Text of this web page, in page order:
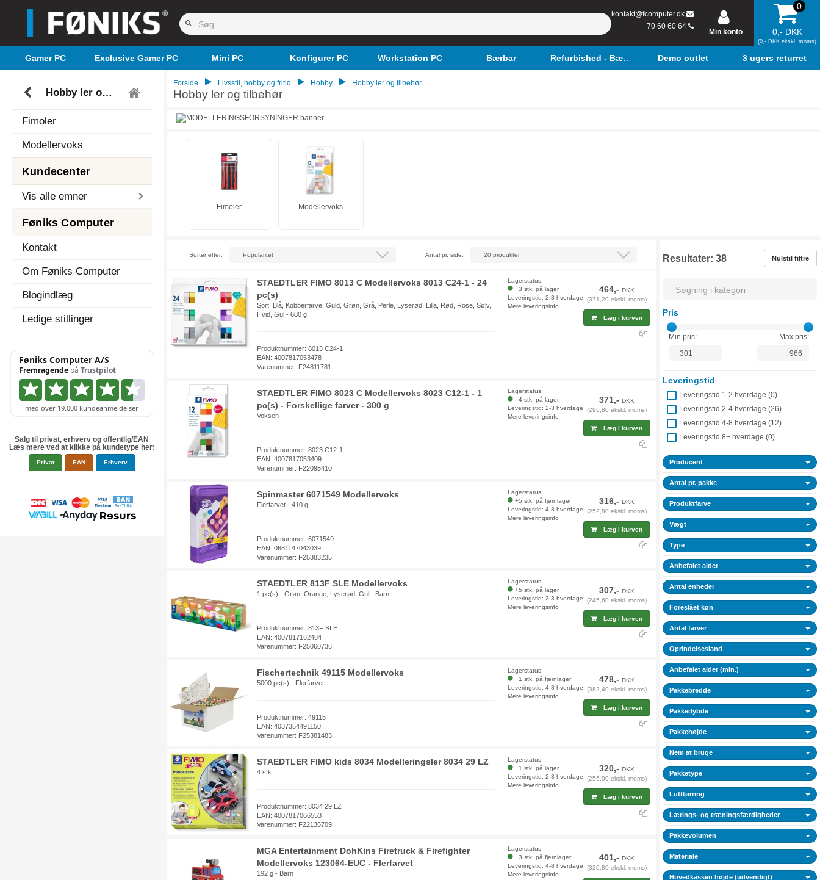
kontakt@fcomputer.dk
70 60 60 64
Min konto
0
0,- DKK
(0,- DKK ekskl. moms)
Gamer PC Exclusive Gamer PC Mini PC Konfigurer PC Workstation PC Bærbar Refurbished - Bærbar Demo outlet 3 ugers returret
Hobby ler og tilbehør
Fimoler
Modellervoks
Kundecenter
Vis alle emner
Føniks Computer
Kontakt
Om Føniks Computer
Blogindlæg
Ledige stillinger
Salg til privat, erhverv og offentlig/EAN
Læs mere ved at klikke på kundetype her:
Privat EAN Erhverv
Forside Livsstil, hobby og fritid Hobby Hobby ler og tilbehør
Hobby ler og tilbehør
Fimoler Modellervoks
Resultater:38 Nulstil filtre
Pris
Min pris: Max pris:
Leveringstid
Leveringstid 1-2 hverdage (0)
Leveringstid 2-4 hverdage (26)
Leveringstid 4-8 hverdage (12)
Leveringstid 8+ hverdage (0)
Producent
Antal pr. pakke
Produktfarve
Vægt
Type
Anbefalet alder
Antal enheder
Foreslået køn
Antal farver
Oprindelsesland
Anbefalet alder (min.)
Pakkebredde
Pakkedybde
Pakkehøjde
Nem at bruge
Pakketype
Lufttørring
Lærings- og træningsfærdigheder
Pakkevolumen
Materiale
Hovedkassen højde (udvendigt)
Sortér efter: Antal pr. side:
STAEDTLER FIMO 8013 C Modellervoks 8013 C24-1 - 24
pc(s)
Sort, Blå, Kobberfarve, Guld, Grøn, Grå, Perle, Lyserød, Lilla, Rød, Rose, Sølv,
Hvid, Gul - 600 g
Produktnummer: 8013 C24-1
EAN: 4007817053478
Varenummer: F24811781
Lagerstatus:
3 stk. på lager
Leveringstid: 2-3 hverdage
Mere leveringsinfo
464,-DKK
(371,20 ekskl. moms)
Læg i kurven
STAEDTLER FIMO 8023 C Modellervoks 8023 C12-1 - 1
pc(s) - Forskellige farver - 300 g
Voksen
Produktnummer: 8023 C12-1
EAN: 4007817053409
Varenummer: F22095410
Lagerstatus:
4 stk. på lager
Leveringstid: 2-3 hverdage
Mere leveringsinfo
371,-DKK
(296,80 ekskl. moms)
Læg i kurven
Spinmaster 6071549 Modellervoks
Flerfarvet - 410 g
Produktnummer: 6071549
EAN: 0681147043039
Varenummer: F25383235
Lagerstatus:
+5 stk. på fjernlager
Leveringstid: 4-8 hverdage
Mere leveringsinfo
316,-DKK
(252,80 ekskl. moms)
Læg i kurven
STAEDTLER 813F SLE Modellervoks
1 pc(s) - Grøn, Orange, Lyserød, Gul - Barn
Produktnummer: 813F SLE
EAN: 4007817162484
Varenummer: F25060736
Lagerstatus:
+5 stk. på lager
Leveringstid: 2-3 hverdage
Mere leveringsinfo
307,-DKK
(245,60 ekskl. moms)
Læg i kurven
Fischertechnik 49115 Modellervoks
5000 pc(s) - Flerfarvet
Produktnummer: 49115
EAN: 4037354491150
Varenummer: F25381483
Lagerstatus:
1 stk. på fjernlager
Leveringstid: 4-8 hverdage
Mere leveringsinfo
478,-DKK
(382,40 ekskl. moms)
Læg i kurven
STAEDTLER FIMO kids 8034 Modelleringsler 8034 29 LZ
4 stk
Produktnummer: 8034 29 LZ
EAN: 4007817066553
Varenummer: F22136709
Lagerstatus:
1 stk. på lager
Leveringstid: 2-3 hverdage
Mere leveringsinfo
320,-DKK
(256,00 ekskl. moms)
Læg i kurven
MGA Entertainment DohKins Firetruck & Firefighter
Modellervoks 123064-EUC - Flerfarvet
192 g - Barn
Lagerstatus:
3 stk. på fjernlager
Leveringstid: 4-8 hverdage
Mere leveringsinfo
401,-DKK
(320,80 ekskl. moms)